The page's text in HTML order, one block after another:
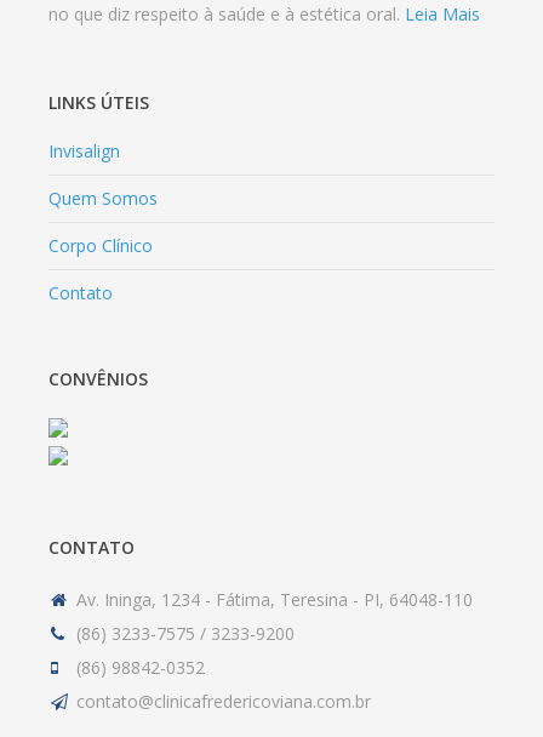
no que diz respeito à saúde e à estética oral. Leia Mais
LINKS ÚTEIS
Invisalign
Quem Somos
Corpo Clínico
Contato
CONVÊNIOS
CONTATO
Av. Ininga, 1234 - Fátima, Teresina - PI, 64048-110
(86) 3233-7575 / 3233-9200
(86) 98842-0352
contato@clinicafredericoviana.com.br